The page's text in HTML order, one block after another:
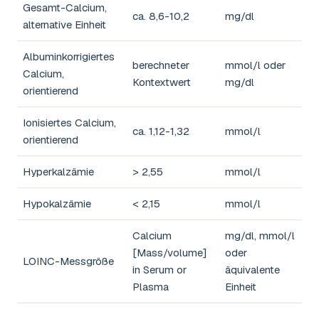
Gesamt-Calcium,
alternative Einheit
ca. 8,6-10,2 mg/dl
Albuminkorrigiertes
Calcium,
orientierend
berechneter
Kontextwert
mmol/l oder
mg/dl
Ionisiertes Calcium,
orientierend
ca. 1,12-1,32 mmol/l
Hyperkalzämie > 2,55 mmol/l
Hypokalzämie < 2,15 mmol/l
LOINC-Messgröße
Calcium
[Mass/volume]
in Serum or
Plasma
mg/dl, mmol/l
oder
äquivalente
Einheit